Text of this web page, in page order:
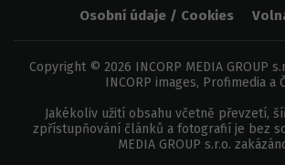
Osobní údaje / Cookies
Copyright © 2026 INCORP MEDIA GROUP
INCORP images, Profimedia a
Jakékoliv užití obsahu včetně převzetí,
zpřístupňování článků a fotografií je bez
MEDIA GROUP s.r.o.